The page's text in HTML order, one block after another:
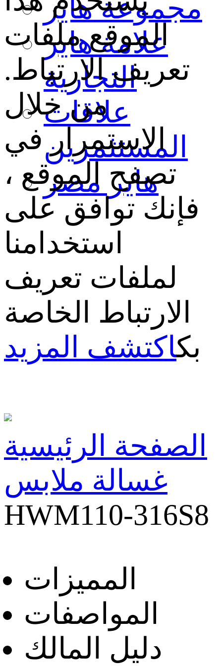
مجموعة هاير
علامة هاير
التجارية
علاقات
المستثمرين
هاير مصر
الموقع ملفات
تعريف الارتباط.
من خلال
الاستمرار في
تصفح الموقع ،
فإنك توافق على
استخدامنا
لملفات تعريف
الارتباط الخاصة
بكاكتشف المزيد
الصفحة الرئيسية
غسالة ملابس
HWM110-316S8
المميزات
المواصفات
دليل المالك